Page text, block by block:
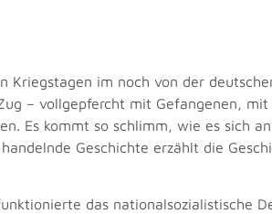
Kriegstagen im noch von der
– vollgepfercht mit Gefangenen,
Es kommt so schlimm, wie es sich
Geschichte erzählt die
das nationalsozialistische